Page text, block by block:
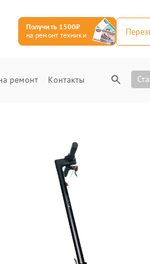
Получить 1500₽
на ремонт техники
ремонт Контакты